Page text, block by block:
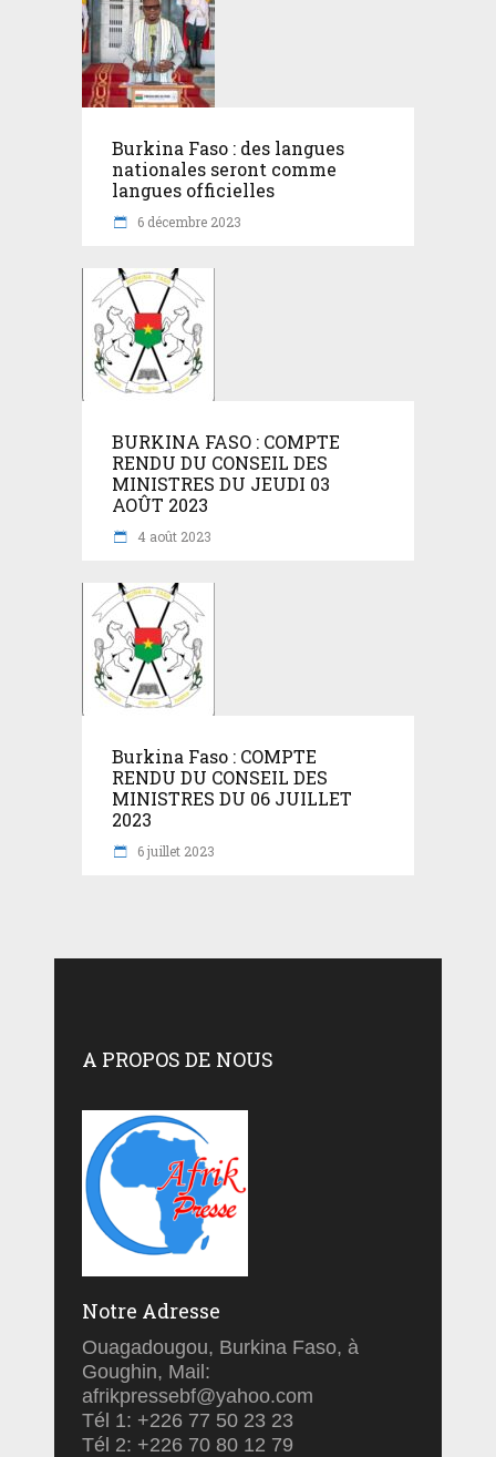
Burkina Faso : des langues
nationales seront comme
langues officielles
6 décembre 2023
BURKINA FASO : COMPTE
RENDU DU CONSEIL DES
MINISTRES DU JEUDI 03
AOÛT 2023
4 août 2023
Burkina Faso : COMPTE
RENDU DU CONSEIL DES
MINISTRES DU 06 JUILLET
2023
6 juillet 2023
A PROPOS DE NOUS
Notre Adresse
Ouagadougou, Burkina Faso, à
Goughin, Mail:
afrikpressebf@yahoo.com
Tél 1: +226 77 50 23 23
Tél 2: +226 70 80 12 79